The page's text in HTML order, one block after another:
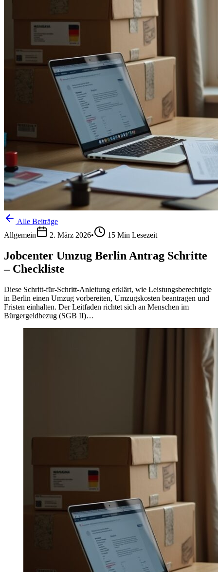
Alle Beiträge
Allgemein
2. März 2026• 15 Min Lesezeit
Jobcenter Umzug Berlin Antrag Schritte
– Checkliste
Diese Schritt-für-Schritt-Anleitung erklärt, wie Leistungsberechtigte
in Berlin einen Umzug vorbereiten, Umzugskosten beantragen und
Fristen einhalten. Der Leitfaden richtet sich an Menschen im
Bürgergeldbezug (SGB II)…